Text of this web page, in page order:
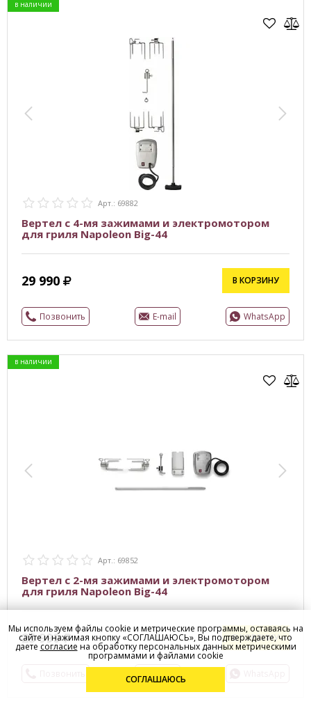
в наличии
Арт.: 69882
Вертел с 4-мя зажимами и электромотором
для гриля Napoleon Big-44
29 990 В КОРЗИНУ
Позвонить E-mail WhatsApp
в наличии
Арт.: 69852
Вертел с 2-мя зажимами и электромотором
для гриля Napoleon Big-44
25 990 В КОРЗИНУ
Мы используем файлы cookie и метрические программы, оставаясь на
сайте и нажимая кнопку «СОГЛАШАЮСЬ», Вы подтверждаете, что
даете согласие на обработку персональных данных метрическими
программами и файлами cookie
СОГЛАШАЮСЬ